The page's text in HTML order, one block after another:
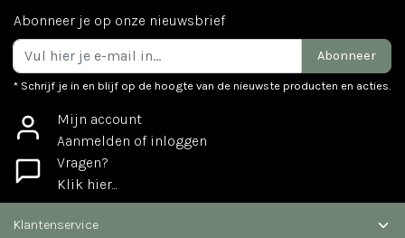
Abonneer je op onze nieuwsbrief
Abonneer
* Schrijf je in en blijf op de hoogte van de nieuwste producten en acties.
Mijn account
Aanmelden of inloggen
Vragen?
Klik hier...
Klantenservice